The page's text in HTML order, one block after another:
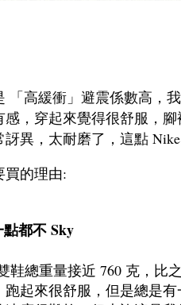
「高緩衝」避震係數高，
，穿起來覺得很舒服，
異，太耐磨了，這點
買的理由:
都不 Sky
鞋總重量接近 760 克，比
起來很舒服，但是總是